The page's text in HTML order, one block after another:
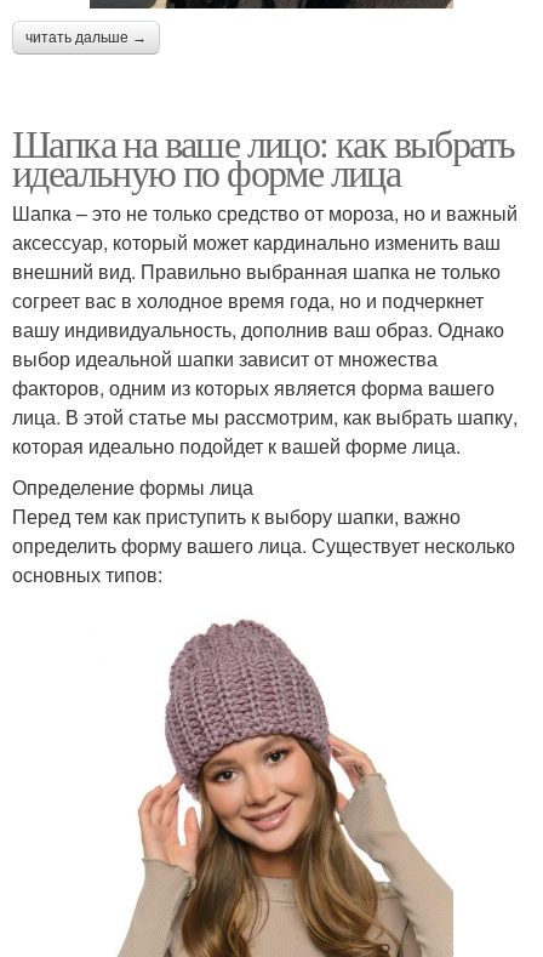
читать дальше →
Шапка на ваше лицо: как выбрать
идеальную по форме лица
Шапка – это не только средство от мороза, но и важный
аксессуар, который может кардинально изменить ваш
внешний вид. Правильно выбранная шапка не только
согреет вас в холодное время года, но и подчеркнет
вашу индивидуальность, дополнив ваш образ. Однако
выбор идеальной шапки зависит от множества
факторов, одним из которых является форма вашего
лица. В этой статье мы рассмотрим, как выбрать шапку,
которая идеально подойдет к вашей форме лица.
Определение формы лица
Перед тем как приступить к выбору шапки, важно
определить форму вашего лица. Существует несколько
основных типов: